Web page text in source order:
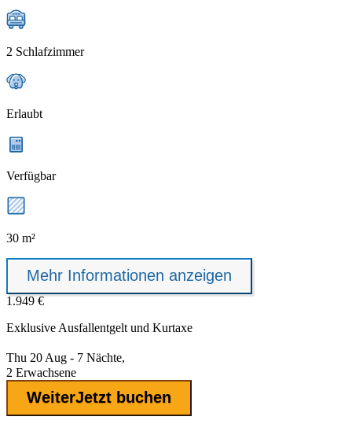
2 Schlafzimmer
Erlaubt
Verfügbar
30 m²
Mehr Informationen anzeigen
1.949 €
Exklusive Ausfallentgelt und Kurtaxe
Thu 20 Aug - 7 Nächte,
2 Erwachsene
WeiterJetzt buchen